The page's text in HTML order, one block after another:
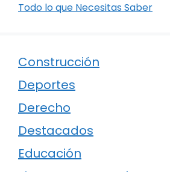
Todo lo que Necesitas Saber
Construcción
Deportes
Derecho
Destacados
Educación